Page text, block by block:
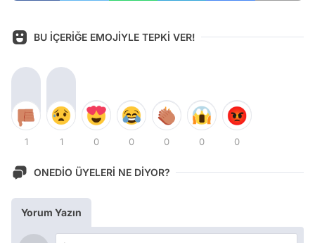
BU İÇERİĞE EMOJİYLE TEPKİ VER!
1 1 0 0 0 0 0
ONEDİO ÜYELERİ NE DİYOR?
Yorum Yazın